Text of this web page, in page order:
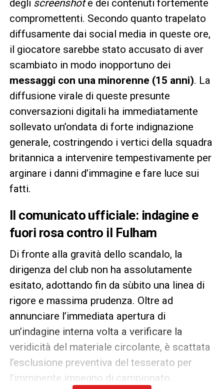
degli screenshote dei contenuti fortemente
compromettenti. Secondo quanto trapelato
diffusamente dai social media in queste ore,
il giocatore sarebbe stato accusato di aver
scambiato in modo inopportuno dei
messaggi con una minorenne (15 anni). La
diffusione virale di queste presunte
conversazioni digitali ha immediatamente
sollevato un’ondata di forte indignazione
generale, costringendo i vertici della squadra
britannica a intervenire tempestivamente per
arginare i danni d’immagine e fare luce sui
fatti.
Il comunicato ufficiale: indagine e
fuori rosa contro il Fulham
Di fronte alla gravità dello scandalo, la
dirigenza del club non ha assolutamente
esitato, adottando fin da sùbito una linea di
rigore e massima prudenza. Oltre ad
annunciare l’immediata apertura di
un’indagine interna volta a verificare la
veridicità del materiale circolante, è scattata
l’esclusione preventiva del tesserato per
l’imminente impegno di campionato.